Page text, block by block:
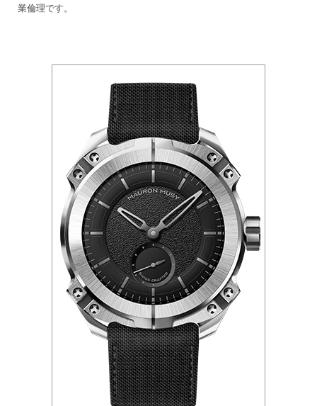
業倫理です。